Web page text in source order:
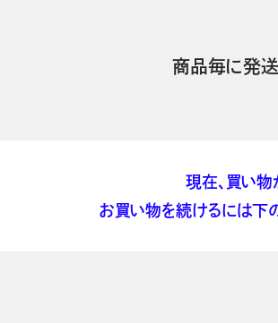
商品毎に発送
現在、買い物
お買い物を続けるには下の